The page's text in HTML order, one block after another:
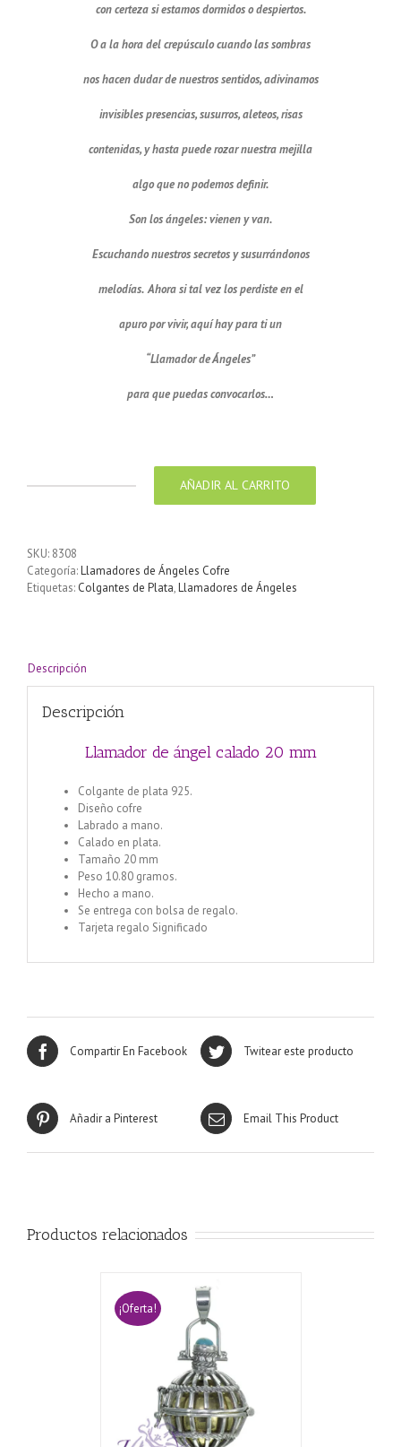
con certeza si estamos dormidos o despiertos.
O a la hora del crepúsculo cuando las sombras
nos hacen dudar de nuestros sentidos, adivinamos
invisibles presencias, susurros, aleteos, risas
contenidas, y hasta puede rozar nuestra mejilla
algo que no podemos definir.
Son los ángeles: vienen y van.
Escuchando nuestros secretos y susurrándonos
melodías. Ahora si tal vez los perdiste en el
apuro por vivir, aquí hay para ti un
“Llamador de Ángeles”
para que puedas convocarlos…
mm
cantidad
AÑADIR AL CARRITO
SKU: 8308
Categoría:Llamadores de Ángeles Cofre
Etiquetas: Colgantes de Plata,Llamadores de Ángeles
Descripción
Descripción
Llamador de ángel calado 20 mm
Colgante de plata 925.
Diseño cofre
Labrado a mano.
Calado en plata.
Tamaño 20 mm
Peso 10.80 gramos.
Hecho a mano.
Se entrega con bolsa de regalo.
Tarjeta regalo Significado
Compartir En Facebook Twitear este producto
Añadir a Pinterest Email This Product
Productos relacionados
¡Oferta!